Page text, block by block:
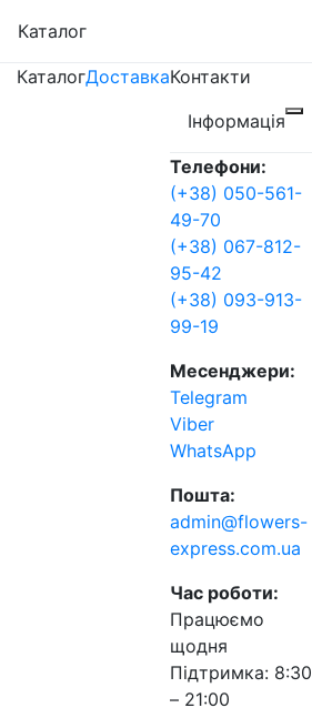
Каталог
КаталогДоставкаКонтакти
Інформація
Телефони:
(+38) 050-561-
49-70
(+38) 067-812-
95-42
(+38) 093-913-
99-19
Месенджери:
Telegram
Viber
WhatsApp
Пошта:
admin@flowers-
express.com.ua
Час роботи:
Працюємо
щодня
Підтримка: 8:30
– 21:00